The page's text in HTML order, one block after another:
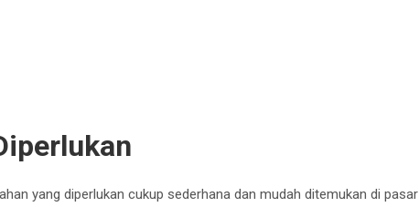
yang diperlukan cukup sederhana dan mudah ditemukan di pasar